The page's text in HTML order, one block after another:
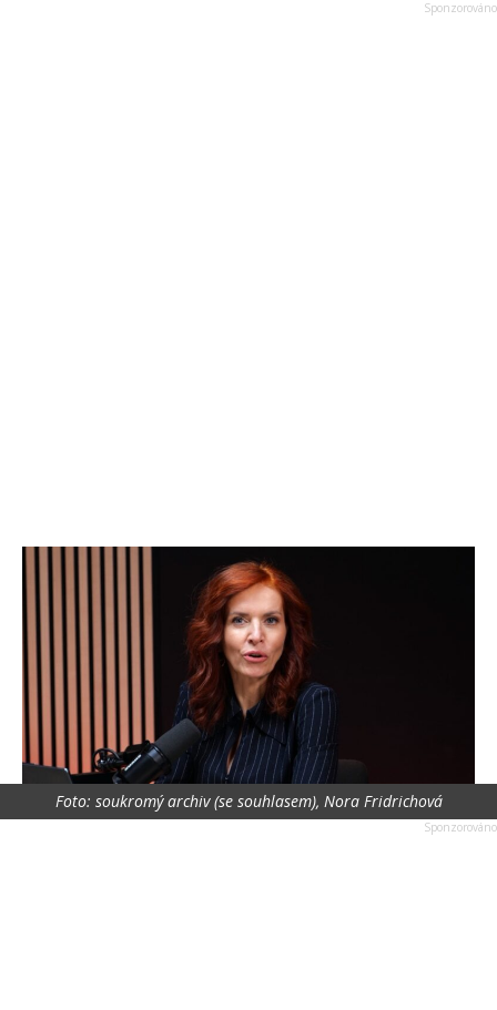
Foto: soukromý archiv (se souhlasem), Nora Fridrichová